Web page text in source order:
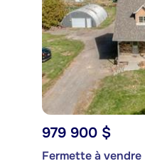
979 900 $
Fermette à vendre